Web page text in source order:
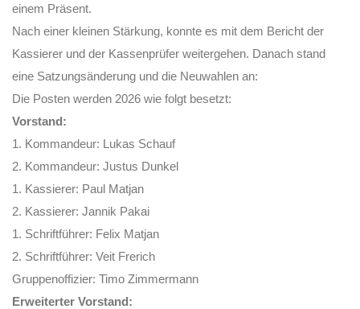
einem Präsent.
Nach einer kleinen Stärkung, konnte es mit dem Bericht der
Kassierer und der Kassenprüfer weitergehen. Danach stand
eine Satzungsänderung und die Neuwahlen an:
Die Posten werden 2026 wie folgt besetzt:
Vorstand:
1. Kommandeur: Lukas Schauf
2. Kommandeur: Justus Dunkel
1. Kassierer: Paul Matjan
2. Kassierer: Jannik Pakai
1. Schriftführer: Felix Matjan
2. Schriftführer: Veit Frerich
Gruppenoffizier: Timo Zimmermann
Erweiterter Vorstand: